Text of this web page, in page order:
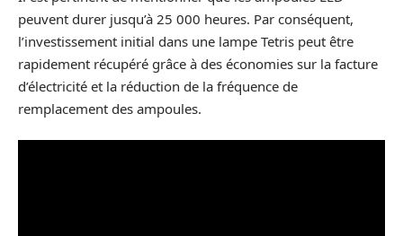
peuvent durer jusqu’à 25 000 heures. Par conséquent,
l’investissement initial dans une lampe Tetris peut être
rapidement récupéré grâce à des économies sur la facture
d’électricité et la réduction de la fréquence de
remplacement des ampoules.